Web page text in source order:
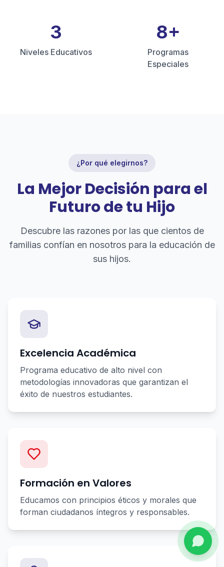
3
Niveles Educativos
8+
Programas
Especiales
¿Por qué elegirnos?
La Mejor Decisión para el
Futuro de tu Hijo
Descubre las razones por las que cientos de
familias confían en nosotros para la educación de
sus hijos.
Excelencia Académica
Programa educativo de alto nivel con
metodologías innovadoras que garantizan el
éxito de nuestros estudiantes.
Formación en Valores
Educamos con principios éticos y morales que
forman ciudadanos íntegros y responsables.